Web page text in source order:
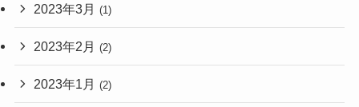
2023年3月 (1)
2023年2月 (2)
2023年1月 (2)